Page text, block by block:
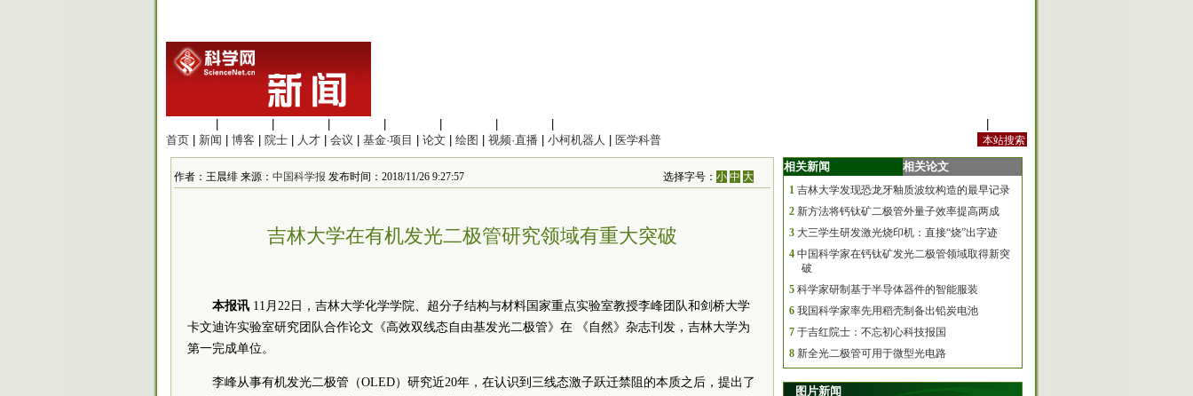
首页
新闻 博客 院士 人才 会议 基金·项目 论文 绘图 视频·直播 小柯机器人 医学科普
作者：王晨绯 来源： 中国科学报 发布时间：2018/11/26 9:27:57 选择字号：小 中 大
吉林大学在有机发光二极管研究领域有重大突破
本报讯 11月22日，吉林大学化学学院、超分子结构与材料国家重点实验室教授李峰团队和剑桥大学
卡文迪许实验室研究团队合作论文《高效双线态自由基发光二极管》在 《自然》杂志刊发，吉林大学为
第一完成单位。
李峰从事有机发光二极管（OLED）研究近20年，在认识到三线态激子跃迁禁阻的本质之后，提出了
相关新闻 相关论文
1 吉林大学发现恐龙牙釉质波纹构造的最早记录
2 新方法将钙钛矿二极管外量子效率提高两成
3 大三学生研发激光烧印机：直接“烧”出字迹
4 中国科学家在钙钛矿发光二极管领域取得新突
破
5 科学家研制基于半导体器件的智能服装
6 我国科学家率先用稻壳制备出铅炭电池
7 于吉红院士：不忘初心科技报国
8 新全光二极管可用于微型光电路
图片新闻